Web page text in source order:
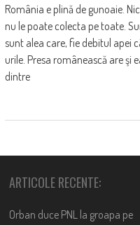
România e plină de gunoaie.
nu le poate colecta pe toate.
sunt alea care, fie debitul apei
urile. Presa românească are şi
dintre
ARTICOLE RECENTE:
Orban duce PNL la groapa pe